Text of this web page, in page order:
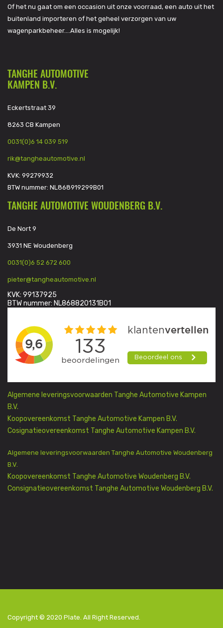
Of het nu gaat om een occasion uit onze voorraad, een auto uit het
buitenland importeren of het geheel verzorgen van uw
wagenparkbeheer….Alles is mogelijk!
TANGHE AUTOMOTIVE
KAMPEN B.V.
Eckertstraat 39
8263 CB Kampen
0031(0)6 14 039 519
rik@tangheautomotive.nl
KVK: 99279932
BTW nummer: NL868919299B01
TANGHE AUTOMOTIVE WOUDENBERG B.V.
De Nort 9
3931 NE Woudenberg
0031(0)6 52 672 600
pieter@tangheautomotive.nl
KVK: 99137925
BTW nummer: NL868820131B01
Algemene leveringsvoorwaarden Tanghe Automotive Kampen
B.V.
Koopovereenkomst Tanghe Automotive Kampen B.V.
Cosignatieovereenkomst Tanghe Automotive Kampen B.V.
Algemene leveringsvoorwaarden Tanghe Automotive Woudenberg
B.V.
Koopovereenkomst Tanghe Automotive Woudenberg B.V.
Consignatieovereenkomst Tanghe Automotive Woudenberg B.V.
Copyright © 2020 Plate. All Right Reserved.